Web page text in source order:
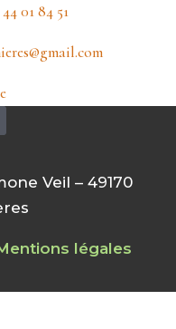
01 84 51
Veil – 49170
légales